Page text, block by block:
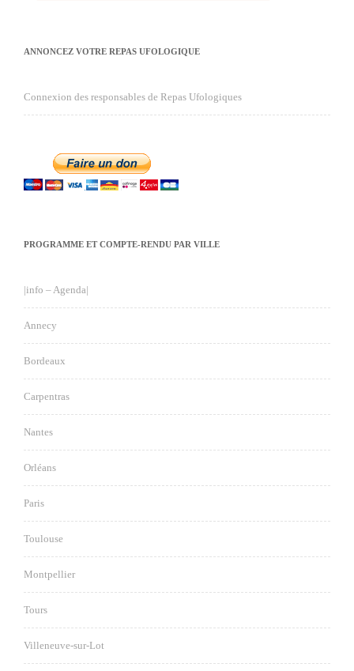
ANNONCEZ VOTRE REPAS UFOLOGIQUE
Connexion des responsables de Repas Ufologiques
PROGRAMME ET COMPTE-RENDU PAR VILLE
|info – Agenda|
Annecy
Bordeaux
Carpentras
Nantes
Orléans
Paris
Toulouse
Montpellier
Tours
Villeneuve-sur-Lot